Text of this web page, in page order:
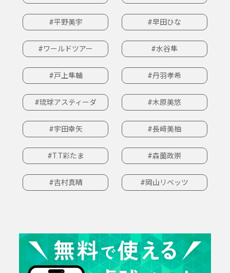
#平野美宇 #早田ひな
#ワールドツアー #水谷隼
#戸上隼輔 #丹羽孝希
#琉球アスティーダ #木原美悠
#宇田幸矢 #長﨑美柚
#T.T彩たま #森薗政崇
#吉村真晴 #岡山リベッツ